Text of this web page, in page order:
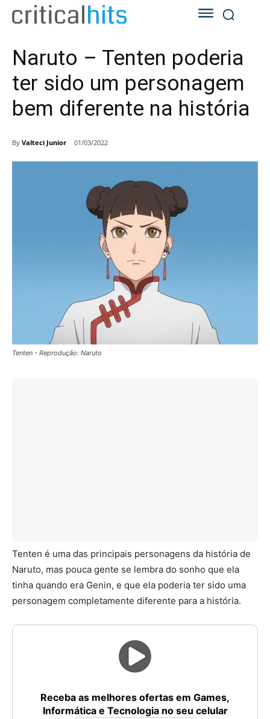
Naruto – Tenten poderia
ter sido um personagem
bem diferente na história
By Valteci Junior 01/03/2022
Tenten - Reprodução: Naruto
Tenten é uma das principais personagens da história de
Naruto, mas pouca gente se lembra do sonho que ela
tinha quando era Genin, e que ela poderia ter sido uma
personagem completamente diferente para a história.
Receba as melhores ofertas em Games,
Informática e Tecnologia no seu celular